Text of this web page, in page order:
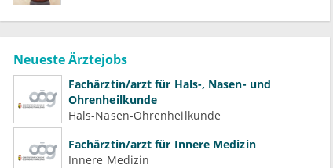
Neueste Ärztejobs
Fachärztin/arzt für Hals-, Nasen- und
Ohrenheilkunde
Hals-Nasen-Ohrenheilkunde
Fachärztin/arzt für Innere Medizin
Innere Medizin